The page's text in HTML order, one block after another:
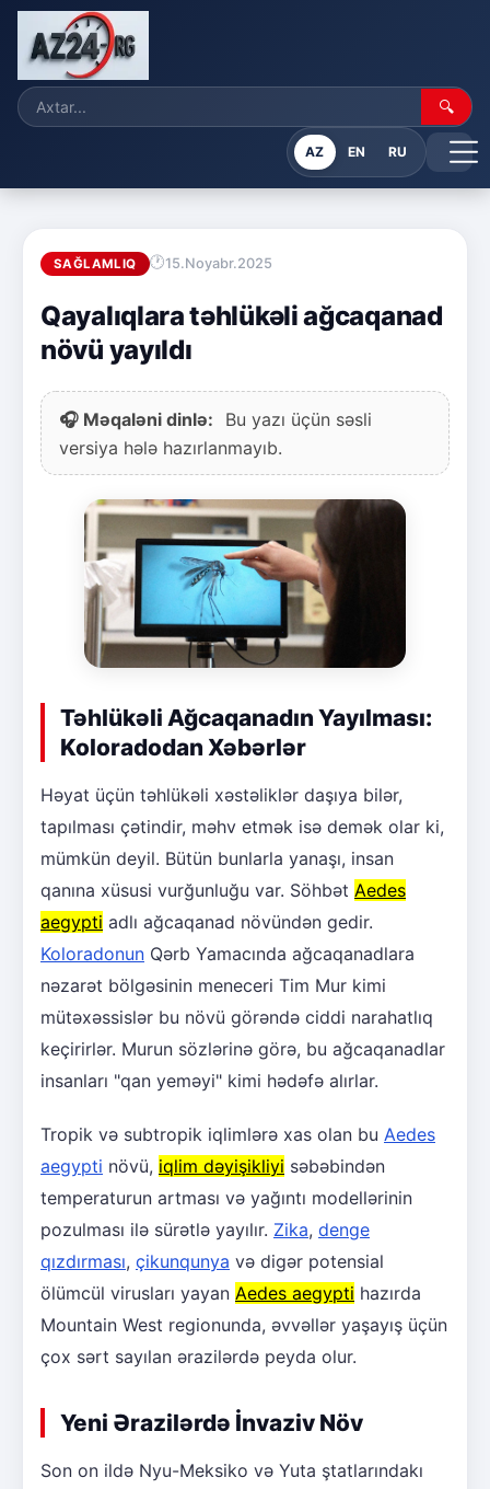
🔍
AZ EN RU
SAĞLAMLIQ 15.Noyabr.2025
Qayalıqlara təhlükəli ağcaqanad
növü yayıldı
🎧 Məqaləni dinlə:
Bu yazı üçün səsli
versiya hələ hazırlanmayıb.
Təhlükəli Ağcaqanadın Yayılması:
Koloradodan Xəbərlər
Həyat üçün təhlükəli xəstəliklər daşıya bilər,
tapılması çətindir, məhv etmək isə demək olar ki,
mümkün deyil. Bütün bunlarla yanaşı, insan
qanına xüsusi vurğunluğu var. Söhbət Aedes
aegypti adlı ağcaqanad növündən gedir.
Koloradonun Qərb Yamacında ağcaqanadlara
nəzarət bölgəsinin meneceri Tim Mur kimi
mütəxəssislər bu növü görəndə ciddi narahatlıq
keçirirlər. Murun sözlərinə görə, bu ağcaqanadlar
insanları "qan yeməyi" kimi hədəfə alırlar.
Tropik və subtropik iqlimlərə xas olan bu Aedes
aegypti növü, iqlim dəyişikliyi səbəbindən
temperaturun artması və yağıntı modellərinin
pozulması ilə sürətlə yayılır. Zika, denge
qızdırması, çikunqunya və digər potensial
ölümcül virusları yayan Aedes aegypti hazırda
Mountain West regionunda, əvvəllər yaşayış üçün
çox sərt sayılan ərazilərdə peyda olur.
Yeni Ərazilərdə İnvaziv Növ
Son on ildə Nyu-Meksiko və Yuta ştatlarındakı